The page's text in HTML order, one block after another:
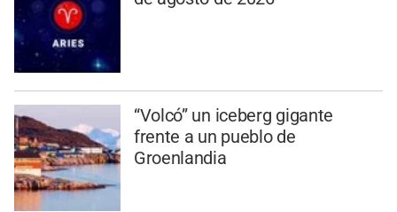
“Volcó” un iceberg gigante
frente a un pueblo de
Groenlandia